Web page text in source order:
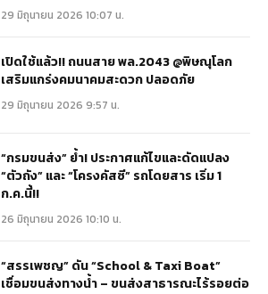
29 มิถุนายน 2026 10:07 น.
เปิดใช้แล้ว!! ถนนสาย พล.2043 @พิษณุโลก
เสริมแกร่งคมนาคมสะดวก ปลอดภัย
29 มิถุนายน 2026 9:57 น.
“กรมขนส่ง” ย้ำ! ประกาศแก้ไขและดัดแปลง
“ตัวถัง” และ “โครงคัสซี” รถโดยสาร เริ่ม 1
ก.ค.นี้!!
26 มิถุนายน 2026 10:10 น.
“สรรเพชญ” ดัน “School & Taxi Boat”
เชื่อมขนส่งทางน้ำ – ขนส่งสาธารณะไร้รอยต่อ